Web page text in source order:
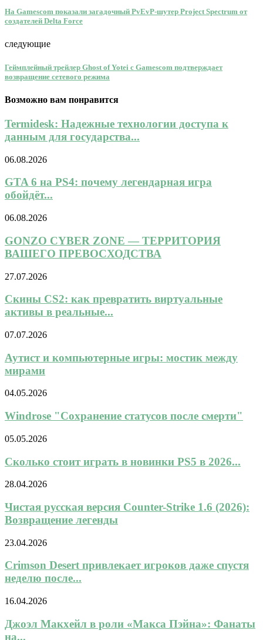
На Gamescom показали загадочный PvEvP-шутер Project Spectrum от
создателей Delta Force
следующие
Геймплейный трейлер Ghost of Yotei с Gamescom подтверждает
возвращение сетевого режима
Возможно вам понравится
Termidesk: Надежные технологии доступа к
данным для государства...
06.08.2026
GTA 6 на PS4: почему легендарная игра
обойдёт...
06.08.2026
GONZO CYBER ZONE — ТЕРРИТОРИЯ
ВАШЕГО ПРЕВОСХОДСТВА
27.07.2026
Скины CS2: как превратить виртуальные
активы в реальные...
07.07.2026
Аутист и компьютерные игры: мостик между
мирами
04.05.2026
Windrose "Сохранение статусов после смерти"
05.05.2026
Сколько стоит играть в новинки PS5 в 2026...
28.04.2026
Чистая русская версия Counter-Strike 1.6 (2026):
Возвращение легенды
23.04.2026
Crimson Desert привлекает игроков даже спустя
неделю после...
16.04.2026
Джоэл Макхейл в роли «Макса Пэйна»: Фанаты
на...